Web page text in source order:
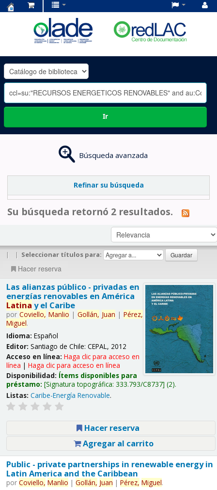
OLADE
-
Ir
Búsqueda avanzada
Refinar su búsqueda
Su búsqueda retornó 2 resultados.
| | Seleccionar títulos para:
Hacer reserva
Las alianzas público - privadas en
energías renovables en América
Latina y el Caribe
por Coviello, Manlio | Gollán, Juan | Pérez,
Miguel.
Idioma: Español
Editor: Santiago de Chile: CEPAL, 2012
Acceso en línea: Haga clic para acceso en
línea | Haga clic para acceso en línea
Disponibilidad: Ítems disponibles para
préstamo: Signatura topográfica: 333.793/C8737 (2).
Listas: Caribe-Energía Renovable.
Hacer reserva
Agregar al carrito
Public - private partnerships in renewable energy in
Latin America and the Caribbean
por Coviello, Manlio | Gollán, Juan | Pérez, Miguel.